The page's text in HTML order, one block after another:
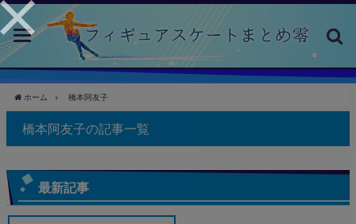
toggle
navigation
ホーム 橋本阿友子
橋本阿友子の記事一覧
最新記事